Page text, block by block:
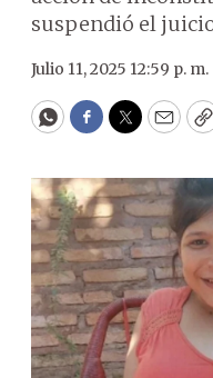
suspendió el
Julio 11, 2025 12:59 p. m.
WhatsApp
Facebook
Twitter